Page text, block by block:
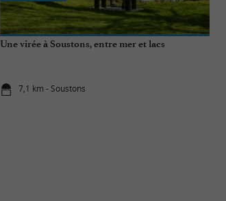
Une virée à Soustons, entre mer et lacs
7,1 km - Soustons